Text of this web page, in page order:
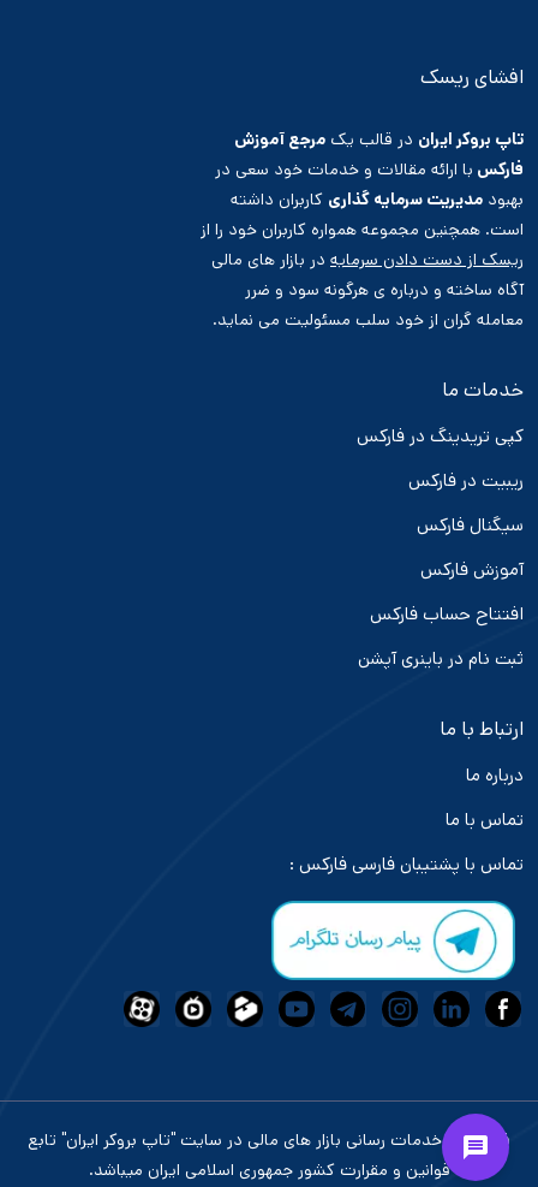
افشای ریسک
تاپ بروکر ایران در قالب یک مرجع آموزش
فارکس با ارائه مقالات و خدمات خود سعی در
بهبود مدیریت سرمایه گذاری کاربران داشته
است. همچنین مجموعه همواره کاربران خود را از
ریسک از دست دادن سرمایه در بازار های مالی
آگاه ساخته و درباره ی هرگونه سود و ضرر
معامله گران از خود سلب مسئولیت می نماید.
خدمات ما
کپی تریدینگ در فارکس
ریبیت در فارکس
سیگنال فارکس
آموزش فارکس
افتتاح حساب فارکس
ثبت نام در باینری آپشن
ارتباط با ما
درباره ما
تماس با ما
تماس با پشتیبان فارسی فارکس :
فعالیت و خدمات رسانی بازار های مالی در سایت "تاپ بروکر ایران" تابع
قوانین و مقرارت کشور جمهوری اسلامی ایران میباشد.